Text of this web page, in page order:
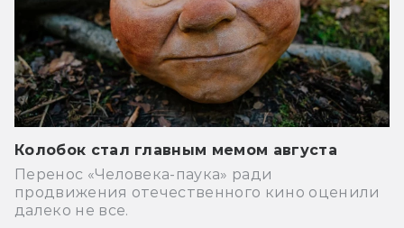
Колобок стал главным мемом августа
Перенос «Человека-паука» ради
продвижения отечественного кино оценили
далеко не все.